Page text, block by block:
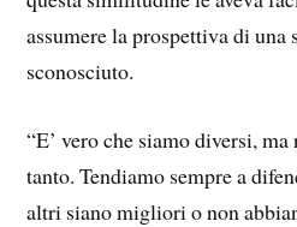
assumere la prospettiva di una
sconosciuto.
“E’ vero che siamo diversi,
tanto. Tendiamo sempre a
altri siano migliori o non